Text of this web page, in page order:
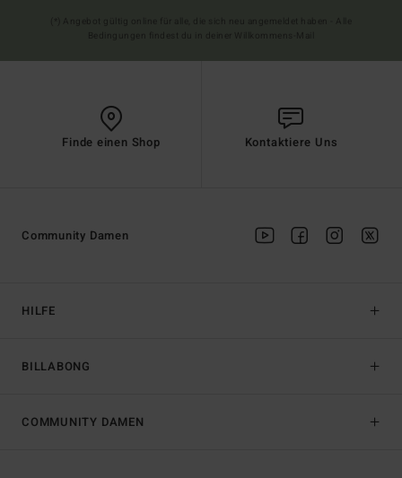
Finde einen Shop Kontaktiere Uns
HILFE
BILLABONG
Community Damen
COMMUNITY DAMEN